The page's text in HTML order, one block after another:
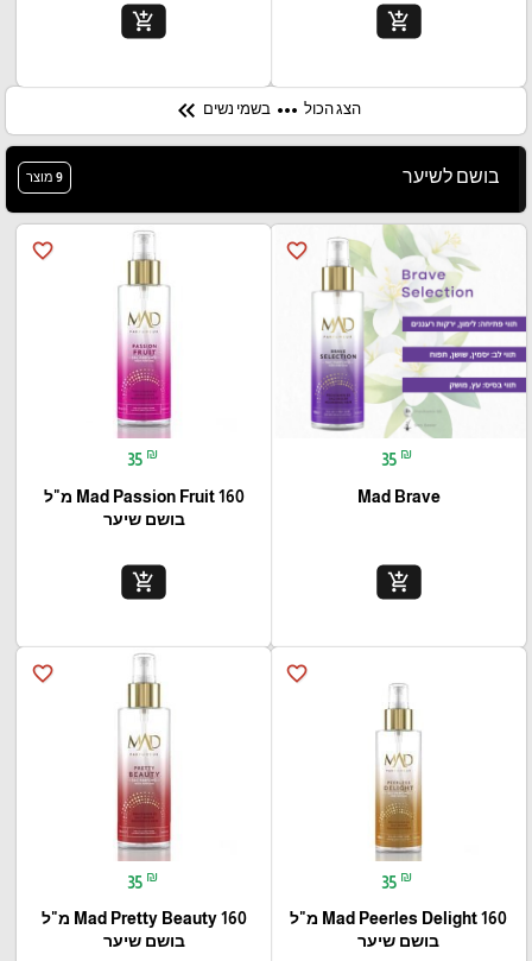
add_shopping_cart
add_shopping_cart
הצג הכול more_horiz בשמי נשים keyboard_double_arrow_left
בושם לשיער 9 מוצר
favorite_border
35 ₪
Mad Brave
add_shopping_cart
favorite_border
35 ₪
Mad Passion Fruit 160 מ"ל
בושם שיער
add_shopping_cart
favorite_border
35 ₪
Mad Peerles Delight 160 מ"ל
בושם שיער
favorite_border
35 ₪
Mad Pretty Beauty 160 מ"ל
בושם שיער